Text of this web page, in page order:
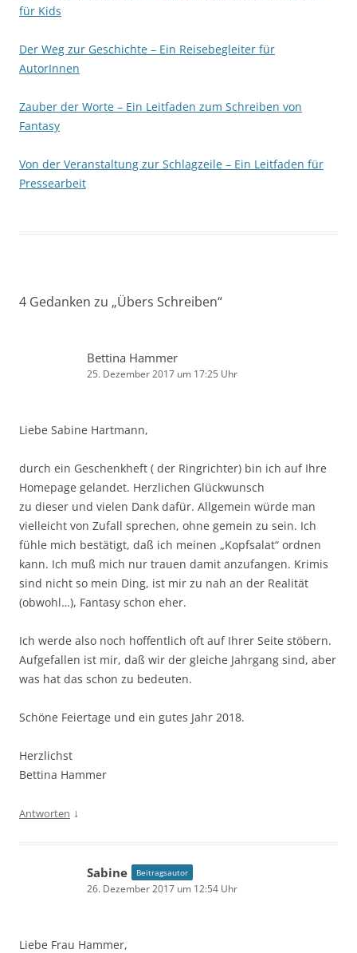
für Kids
Der Weg zur Geschichte – Ein Reisebegleiter für
AutorInnen
Zauber der Worte – Ein Leitfaden zum Schreiben von
Fantasy
Von der Veranstaltung zur Schlagzeile – Ein Leitfaden für
Pressearbeit
4 Gedanken zu „Übers Schreiben“
Bettina Hammer
25. Dezember 2017 um 17:25 Uhr
Liebe Sabine Hartmann,
durch ein Geschenkheft ( der Ringrichter) bin ich auf Ihre
Homepage gelandet. Herzlichen Glückwunsch
zu dieser und vielen Dank dafür. Allgemein würde man
vielleicht von Zufall sprechen, ohne gemein zu sein. Ich
fühle mich bestätigt, daß ich meinen „Kopfsalat“ ordnen
kann. Ich muß mich nur trauen damit anzufangen. Krimis
sind nicht so mein Ding, ist mir zu nah an der Realität
(obwohl…), Fantasy schon eher.
Ich werde also noch hoffentlich oft auf Ihrer Seite stöbern.
Aufgefallen ist mir, daß wir der gleiche Jahrgang sind, aber
was hat das schon zu bedeuten.
Schöne Feiertage und ein gutes Jahr 2018.
Herzlichst
Bettina Hammer
Antworten ↓
Sabine Beitragsautor
26. Dezember 2017 um 12:54 Uhr
Liebe Frau Hammer,